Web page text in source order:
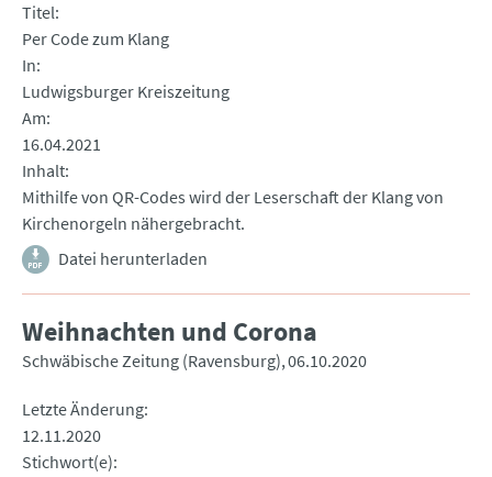
Titel
Per Code zum Klang
In
Ludwigsburger Kreiszeitung
Am
16.04.2021
Inhalt
Mithilfe von QR-Codes wird der Leserschaft der Klang von
Kirchenorgeln nähergebracht.
Datei herunterladen
Weihnachten und Corona
Schwäbische Zeitung (Ravensburg) 06.10.2020
Letzte Änderung
12.11.2020
Stichwort(e)